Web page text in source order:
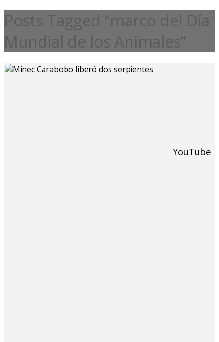
Posts Tagged “marco del Día
Mundial de los Animales”
YouTube